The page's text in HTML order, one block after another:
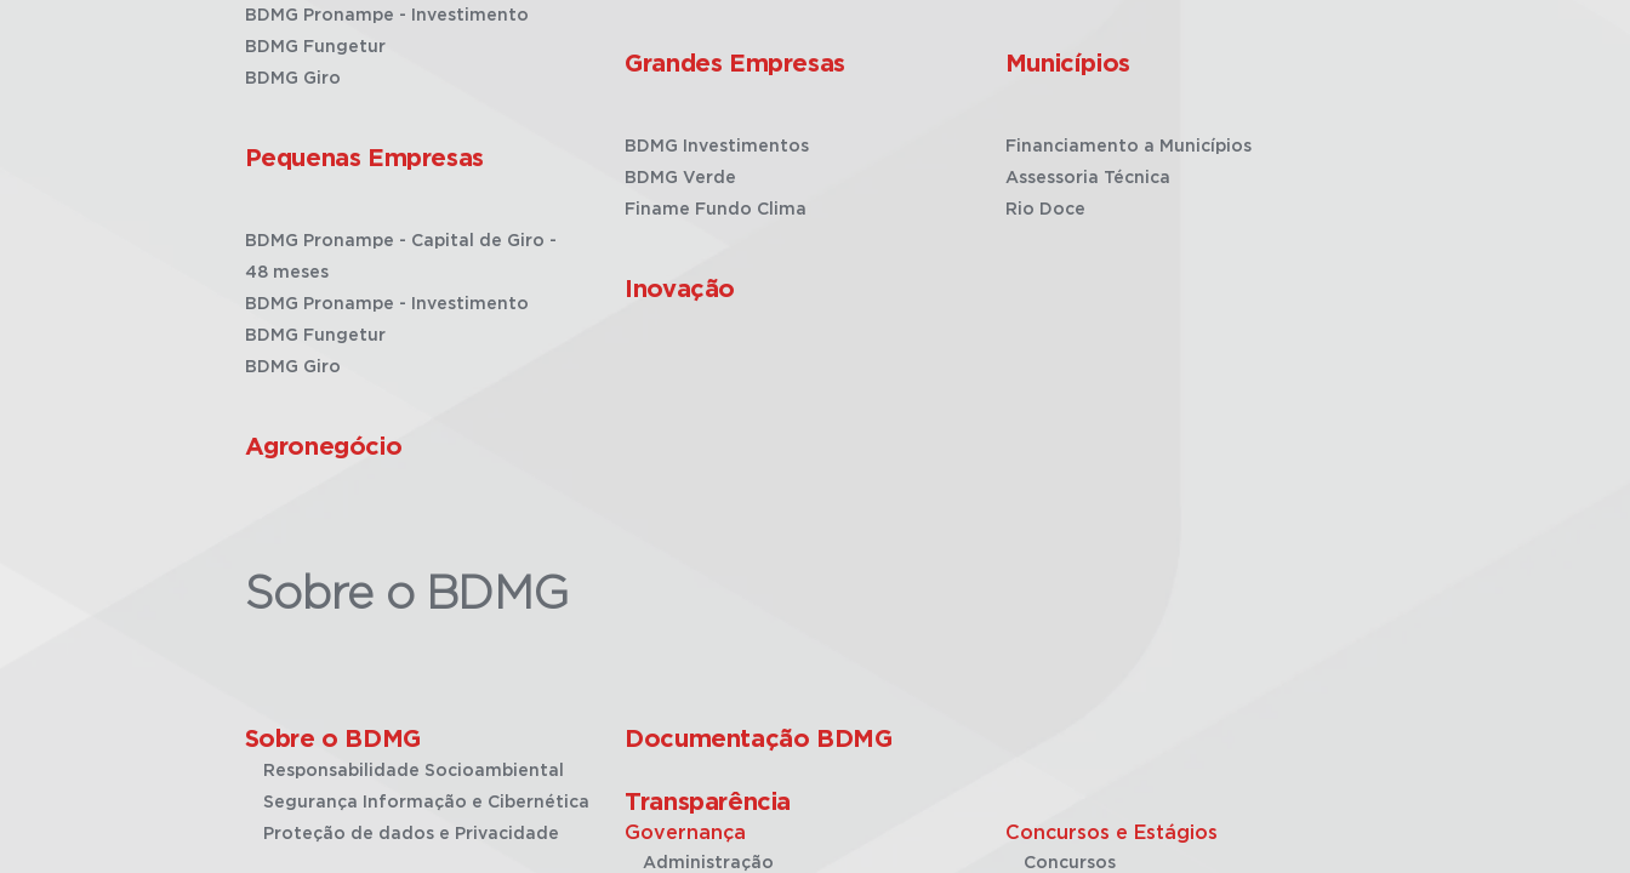
BDMG Pronampe - Investimento
BDMG Fungetur
BDMG Giro
Pequenas Empresas
BDMG Pronampe - Capital de Giro -
48 meses
BDMG Pronampe - Investimento
BDMG Fungetur
BDMG Giro
Agronegócio
Grandes Empresas
BDMG Investimentos
BDMG Verde
Finame Fundo Clima
Inovação
Municípios
Financiamento a Municípios
Assessoria Técnica
Rio Doce
Sobre o BDMG
Sobre o BDMG
Responsabilidade Socioambiental
Segurança Informação e Cibernética
Proteção de dados e Privacidade
Documentação BDMG
Transparência
Governança
Administração
Concursos e Estágios
Concursos